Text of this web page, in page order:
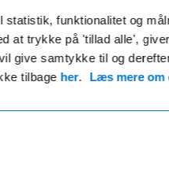
statistik, funktionalitet og
at trykke på 'tillad alle',
give samtykke til og
tilbage her. Læs mere om
4.663 kr./md.
Udbetaling 94.980 kr.